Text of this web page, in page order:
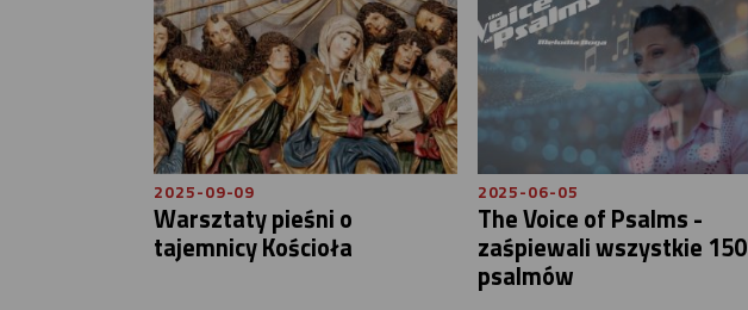
2025-09-09
Warsztaty pieśni o
tajemnicy Kościoła
2025-06-05
The Voice of Psalms -
zaśpiewali wszystkie 150
psalmów